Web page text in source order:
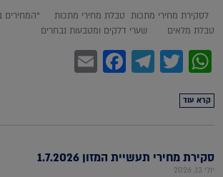
לסקירת מחירי מתכות טבלת מחירי מתכות *המחירים
טבלת מלאים שערי דלקים ומטבעות נבחרים
WhatsApp
Twitter
Telegram
Facebook
קרא עוד
סקירת מחירי תעשיית המזון 1.7.2026
יולי 13, 2026